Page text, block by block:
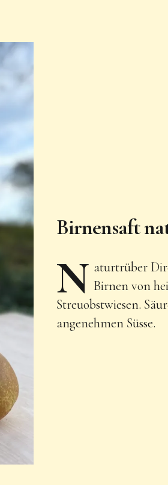
Birnensaft
N aturtrüber
Birnen von
Streuobstwiesen.
angenehmen Süsse.